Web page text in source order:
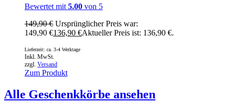
Bewertet mit 5.00 von 5
149,90€ Ursprünglicher Preis war:
149,90 €136,90 €Aktueller Preis ist: 136,90 €.
Inkl. MwSt.
zzgl. Versand
Lieferzeit: ca. 3-4 Werktage
Zum Produkt
Alle Geschenkkörbe ansehen